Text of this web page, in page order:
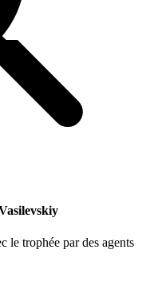
le trophée par des agents